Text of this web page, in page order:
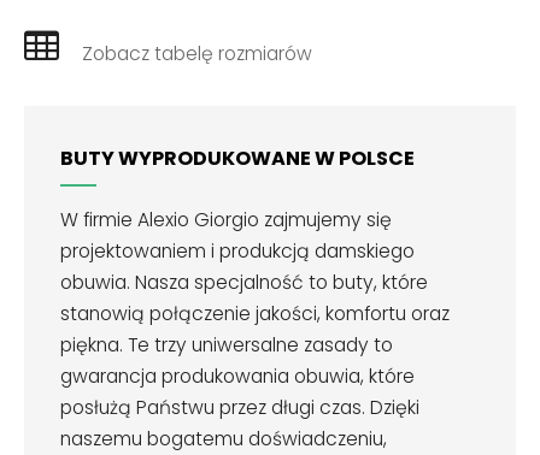
Zobacz tabelę rozmiarów
BUTY WYPRODUKOWANE W POLSCE
W firmie Alexio Giorgio zajmujemy się
projektowaniem i produkcją damskiego
obuwia. Nasza specjalność to buty, które
stanowią połączenie jakości, komfortu oraz
piękna. Te trzy uniwersalne zasady to
gwarancja produkowania obuwia, które
posłużą Państwu przez długi czas. Dzięki
naszemu bogatemu doświadczeniu,